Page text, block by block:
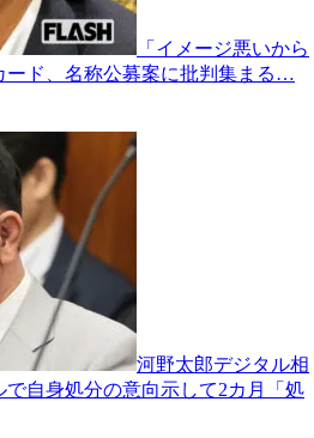
「イメージ悪いから
ード、名称公募案に批判集まる…
河野太郎デジタル相
で自身処分の意向示して2カ月「処